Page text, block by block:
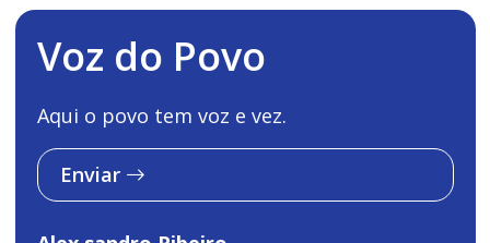
Voz do Povo
Aqui o povo tem voz e vez.
Enviar